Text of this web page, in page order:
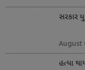
સરકાર
August
હત્યા